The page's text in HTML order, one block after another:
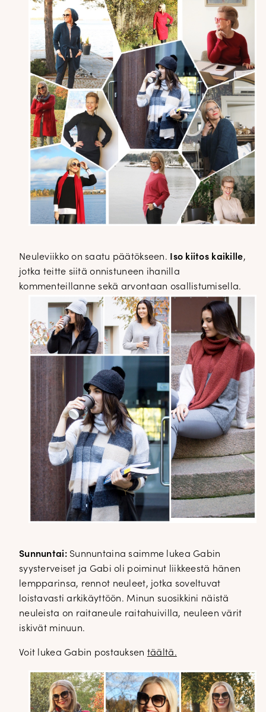
Neuleviikko on saatu päätökseen. Iso kiitos kaikille,
jotka teitte siitä onnistuneen ihanilla
kommenteillanne sekä arvontaan osallistumisella.
Sunnuntai: Sunnuntaina saimme lukea Gabin
syysterveiset ja Gabi oli poiminut liikkeestä hänen
lempparinsa, rennot neuleet, jotka soveltuvat
loistavasti arkikäyttöön. Minun suosikkini näistä
neuleista on raitaneule raitahuivilla, neuleen värit
iskivät minuun.
Voit lukea Gabin postauksen täältä.